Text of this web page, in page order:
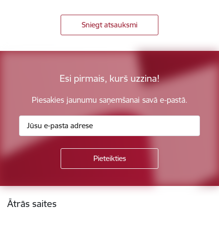
Sniegt atsauksmi
Esi pirmais, kurš uzzina!
Piesakies jaunumu saņemšanai savā e-pastā.
Kājene
Ātrās saites